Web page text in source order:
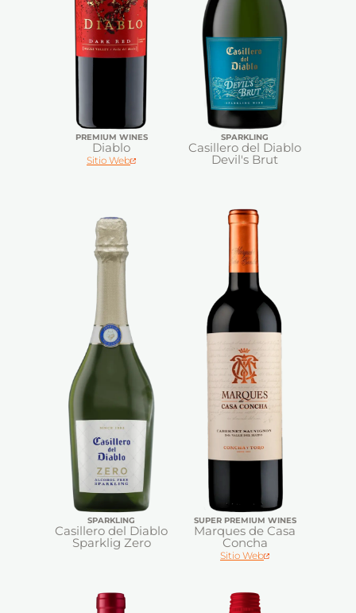
PREMIUM WINES
Diablo
Sitio Web
SPARKLING
Casillero del Diablo
Devil's Brut
SPARKLING
Casillero del Diablo
Sparklig Zero
SUPER PREMIUM WINES
Marques de Casa
Concha
Sitio Web